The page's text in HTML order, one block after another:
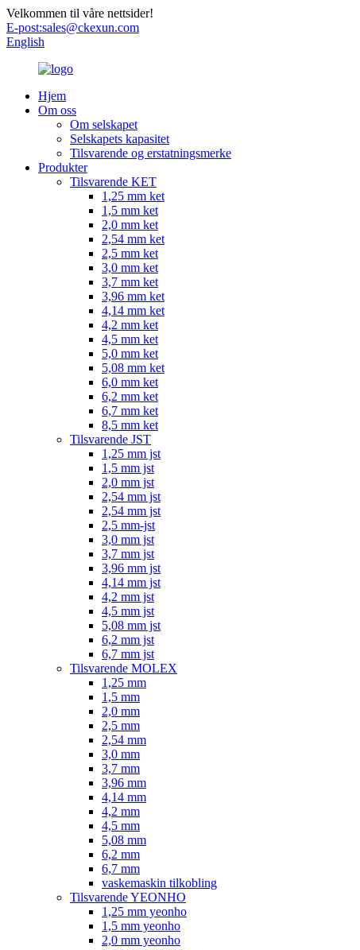
Velkommen til våre nettsider!
E-post:sales@ckexun.com
English
Hjem
Om oss
Om selskapet
Selskapets kapasitet
Tilsvarende og erstatningsmerke
Produkter
Tilsvarende KET
1,25 mm ket
1,5 mm ket
2,0 mm ket
2,54 mm ket
2,5 mm ket
3,0 mm ket
3,7 mm ket
3,96 mm ket
4,14 mm ket
4,2 mm ket
4,5 mm ket
5,0 mm ket
5,08 mm ket
6,0 mm ket
6,2 mm ket
6,7 mm ket
8,5 mm ket
Tilsvarende JST
1,25 mm jst
1,5 mm jst
2,0 mm jst
2,54 mm jst
2,54 mm jst
2,5 mm-jst
3,0 mm jst
3,7 mm jst
3,96 mm jst
4,14 mm jst
4,2 mm jst
4,5 mm jst
5,08 mm jst
6,2 mm jst
6,7 mm jst
Tilsvarende MOLEX
1,25 mm
1,5 mm
2,0 mm
2,5 mm
2,54 mm
3,0 mm
3,7 mm
3,96 mm
4,14 mm
4,2 mm
4,5 mm
5,08 mm
6,2 mm
6,7 mm
vaskemaskin tilkobling
Tilsvarende YEONHO
1,25 mm yeonho
1,5 mm yeonho
2,0 mm yeonho